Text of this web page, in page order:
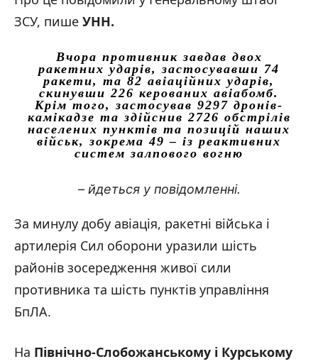
ЗСУ, пише УНН.
Вчора противник завдав двох
ракетних ударів, застосувавши 74
ракети, та 82 авіаційних ударів,
скинувши 226 керованих авіабомб.
Крім того, застосував 9297 дронів-
камікадзе та здійснив 2726 обстрілів
населених пунктів та позицій наших
військ, зокрема 49 – із реактивних
систем залпового вогню
– йдеться у повідомленні.
За минулу добу авіація, ракетні війська і
артилерія Сил оборони уразили шість
районів зосередження живої сили
противника та шість пунктів управління
БпЛА.
На Північно-Слобожанському і Курському